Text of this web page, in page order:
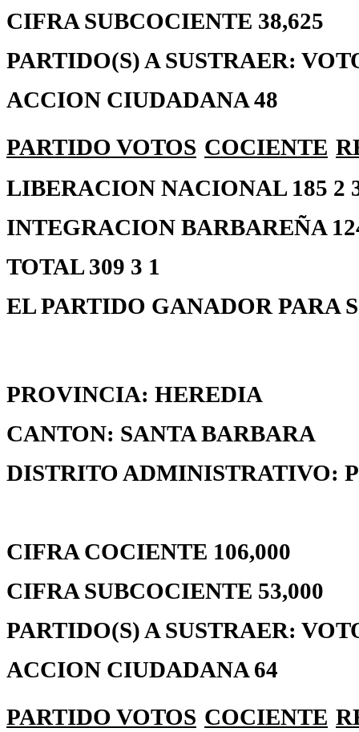
CIFRA SUBCOCIENTE 38,625
PARTIDO(S) A SUSTRAER:
ACCION CIUDADANA 48
PARTIDO VOTOS COCIENTE
LIBERACION NACIONAL 185 2
INTEGRACION BARBAREÑA
TOTAL 309 3 1
EL PARTIDO GANADOR
PROVINCIA: HEREDIA
CANTON: SANTA BARBARA
DISTRITO ADMINISTRATIVO:
CIFRA COCIENTE 106,000
CIFRA SUBCOCIENTE 53,000
PARTIDO(S) A SUSTRAER:
ACCION CIUDADANA 64
PARTIDO VOTOS COCIENTE